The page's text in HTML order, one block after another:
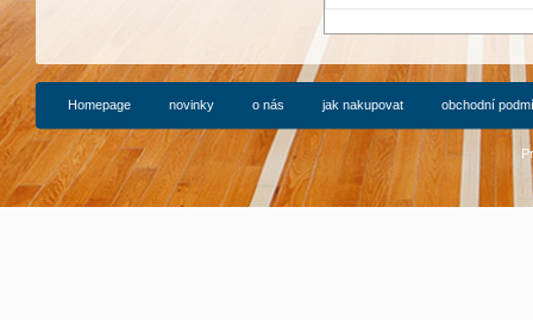
Homepage novinky o nás jak nakupovat obchodní